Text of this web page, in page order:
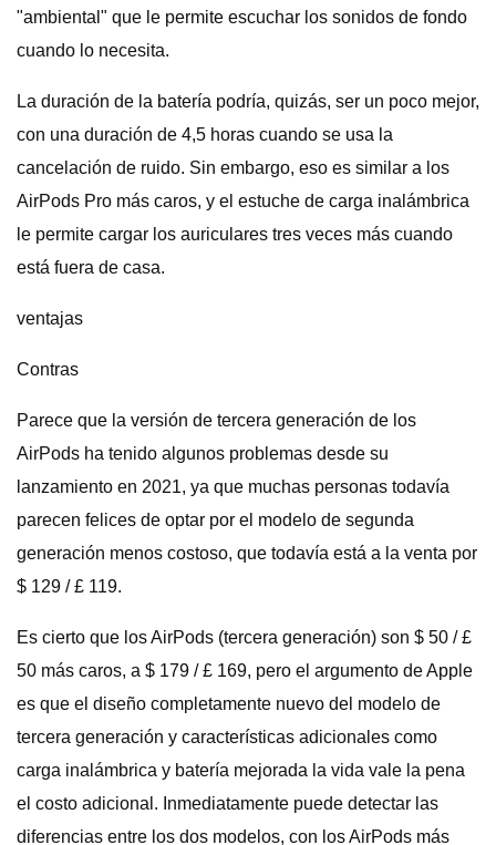
"ambiental" que le permite escuchar los sonidos de fondo
cuando lo necesita.
La duración de la batería podría, quizás, ser un poco mejor,
con una duración de 4,5 horas cuando se usa la
cancelación de ruido. Sin embargo, eso es similar a los
AirPods Pro más caros, y el estuche de carga inalámbrica
le permite cargar los auriculares tres veces más cuando
está fuera de casa.
ventajas
Contras
Parece que la versión de tercera generación de los
AirPods ha tenido algunos problemas desde su
lanzamiento en 2021, ya que muchas personas todavía
parecen felices de optar por el modelo de segunda
generación menos costoso, que todavía está a la venta por
$ 129 / £ 119.
Es cierto que los AirPods (tercera generación) son $ 50 / £
50 más caros, a $ 179 / £ 169, pero el argumento de Apple
es que el diseño completamente nuevo del modelo de
tercera generación y características adicionales como
carga inalámbrica y batería mejorada la vida vale la pena
el costo adicional. Inmediatamente puede detectar las
diferencias entre los dos modelos, con los AirPods más